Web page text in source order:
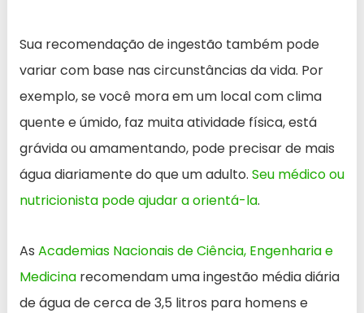
Sua recomendação de ingestão também pode
variar com base nas circunstâncias da vida. Por
exemplo, se você mora em um local com clima
quente e úmido, faz muita atividade física, está
grávida ou amamentando, pode precisar de mais
água diariamente do que um adulto. Seu médico ou
nutricionista pode ajudar a orientá-la.
As Academias Nacionais de Ciência, Engenharia e
Medicina recomendam uma ingestão média diária
de água de cerca de 3,5 litros para homens e